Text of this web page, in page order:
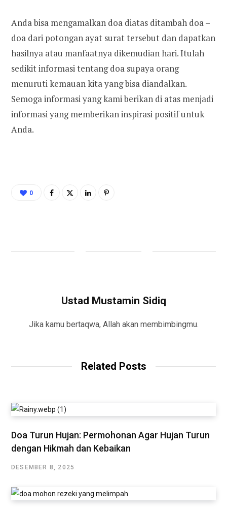
Anda bisa mengamalkan doa diatas ditambah doa –
doa dari potongan ayat surat tersebut dan dapatkan
hasilnya atau manfaatnya dikemudian hari. Itulah
sedikit informasi tentang doa supaya orang
menuruti kemauan kita yang bisa diandalkan.
Semoga informasi yang kami berikan di atas menjadi
informasi yang memberikan inspirasi positif untuk
Anda.
0
Ustad Mustamin Sidiq
Jika kamu bertaqwa, Allah akan membimbingmu.
Related Posts
Doa Turun Hujan: Permohonan Agar Hujan Turun
dengan Hikmah dan Kebaikan
DESEMBER 8, 2025